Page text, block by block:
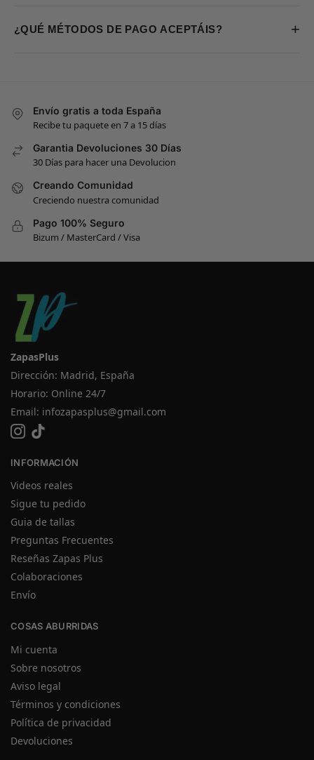
¿QUÉ MÉTODOS DE PAGO ACEPTÁIS? +
Envío gratis a toda España
Recibe tu paquete en 7 a 15 días
Garantia Devoluciones 30 Días
30 Días para hacer una Devolucion
Creando Comunidad
Creciendo nuestra comunidad
Pago 100% Seguro
Bizum / MasterCard / Visa
ZapasPlus
Dirección: Madrid, España
Horario: Online 24/7
Email: infozapasplus@gmail.com
INFORMACIÓN
Videos reales
Sigue tu pedido
Guia de tallas
Preguntas Frecuentes
Reseñas Zapas Plus
Colaboraciones
Envío
COSAS ABURRIDAS
Mi cuenta
Sobre nosotros
Aviso legal
Términos y condiciones
Política de privacidad
Devoluciones